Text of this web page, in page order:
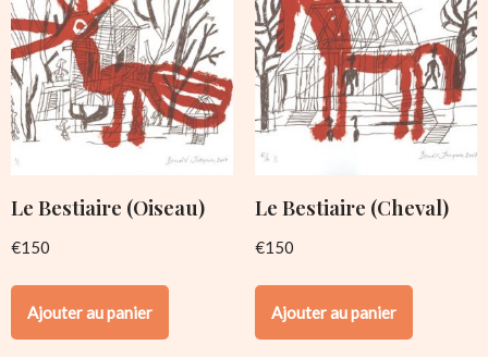
Le Bestiaire (Oiseau)
€150
Ajouter au panier
Le Bestiaire (Cheval)
€150
Ajouter au panier